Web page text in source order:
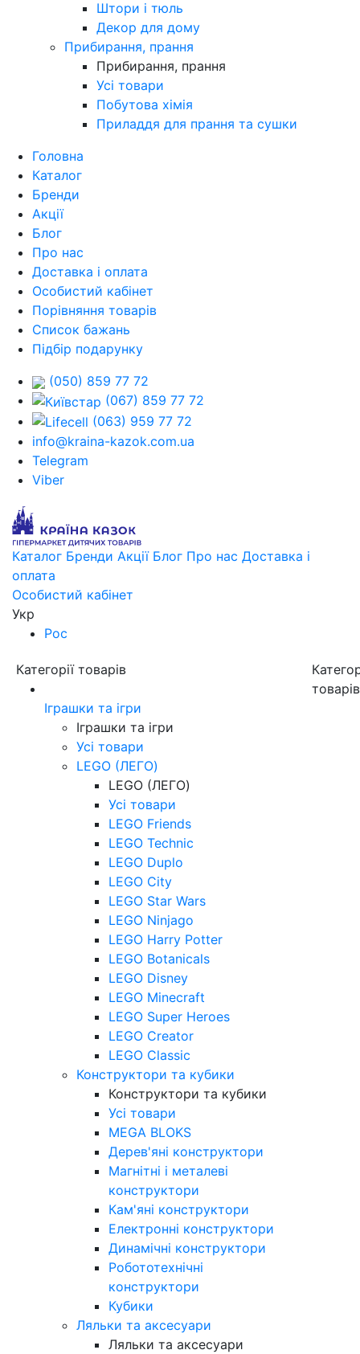
Штори і тюль
Декор для дому
Прибирання, прання
Прибирання, прання
Усі товари
Побутова хімія
Приладдя для прання та сушки
Головна
Каталог
Бренди
Акції
Блог
Про нас
Доставка і оплата
Особистий кабінет
Порівняння товарів
Список бажань
Підбір подарунку
(050) 859 77 72
(067) 859 77 72
(063) 959 77 72
info@kraina-kazok.com.ua
Telegram
Viber
Каталог Бренди Акції Блог Про нас Доставка і
оплата
Особистий кабінет
Укр
Рос
Категорії товарів
Іграшки та ігри
Іграшки та ігри
Усі товари
LEGO (ЛЕГО)
LEGO (ЛЕГО)
Усі товари
LEGO Friends
LEGO Technic
LEGO Duplo
LEGO City
LEGO Star Wars
LEGO Ninjago
LEGO Harry Potter
LEGO Botanicals
LEGO Disney
LEGO Minecraft
LEGO Super Heroes
LEGO Creator
LEGO Classic
Конструктори та кубики
Конструктори та кубики
Усі товари
MEGA BLOKS
Дерев'яні конструктори
Магнітні і металеві
конструктори
Кам'яні конструктори
Електронні конструктори
Динамічні конструктори
Робототехнічні
конструктори
Кубики
Ляльки та аксесуари
Ляльки та аксесуари
товарів